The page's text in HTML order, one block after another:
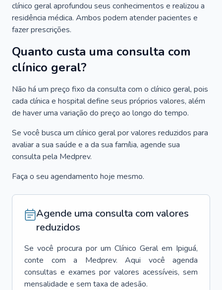
clínico geral aprofundou seus conhecimentos e realizou a
residência médica. Ambos podem atender pacientes e
fazer prescrições.
Quanto custa uma consulta com
clínico geral?
Não há um preço fixo da consulta com o clínico geral, pois
cada clínica e hospital define seus próprios valores, além
de haver uma variação do preço ao longo do tempo.
Se você busca um clínico geral por valores reduzidos para
avaliar a sua saúde e a da sua família, agende sua
consulta pela Medprev.
Faça o seu agendamento hoje mesmo.
Agende uma consulta com valores
reduzidos
Se você procura por um Clínico Geral em Ipiguá,
conte com a Medprev. Aqui você agenda
consultas e exames por valores acessíveis, sem
mensalidade e sem taxa de adesão.